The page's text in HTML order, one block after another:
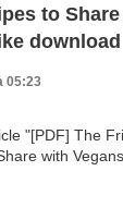
to
download
05:23